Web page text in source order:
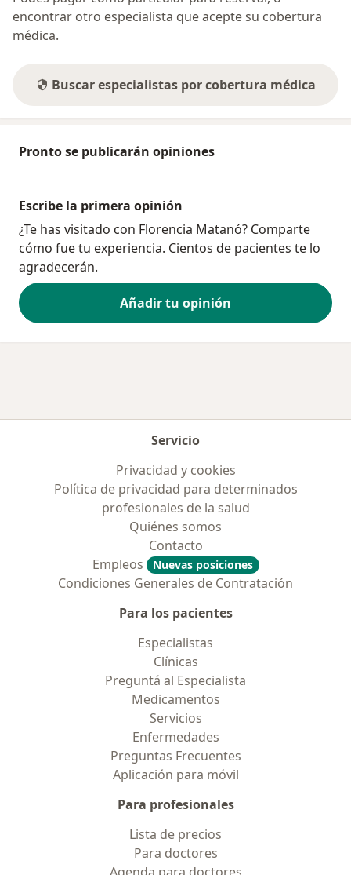
encontrar otro especialista que acepte su cobertura
médica.
Buscar especialistas por cobertura médica
Pronto se publicarán opiniones
Escribe la primera opinión
¿Te has visitado con Florencia Matanó? Comparte
cómo fue tu experiencia. Cientos de pacientes te lo
agradecerán.
Añadir tu opinión
Servicio
Privacidad y cookies
Política de privacidad para determinados
profesionales de la salud
Quiénes somos
Contacto
Empleos
Nuevas posiciones
Condiciones Generales de Contratación
Para los pacientes
Especialistas
Clínicas
Preguntá al Especialista
Medicamentos
Servicios
Enfermedades
Preguntas Frecuentes
Aplicación para móvil
Para profesionales
Lista de precios
Para doctores